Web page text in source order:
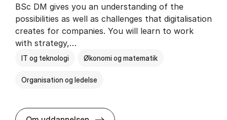
BSc DM gives you an understanding of the
possibilities as well as challenges that digitalisation
creates for companies. You will learn to work
with strategy,…
IT og teknologi Økonomi og matematik
Organisation og ledelse